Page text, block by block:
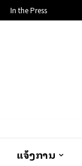
In the Press
ແຈ້ງການ